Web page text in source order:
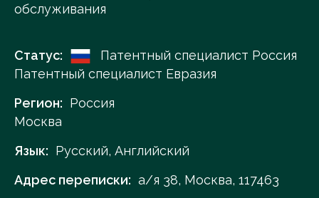
обслуживания
Статус:
Патентный специалист Россия
Патентный специалист Евразия
Регион: Россия
Москва
Язык: Русский, Английский
Адрес переписки: а/я 38, Москва, 117463